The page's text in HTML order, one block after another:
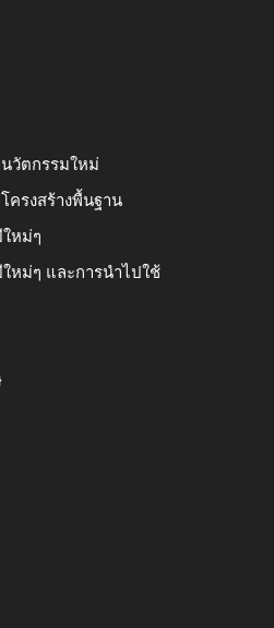
วัตกรรมใหม่
ครงสร้างพื้นฐาน
หม่ๆ
หม่ๆ และการนำไปใช้